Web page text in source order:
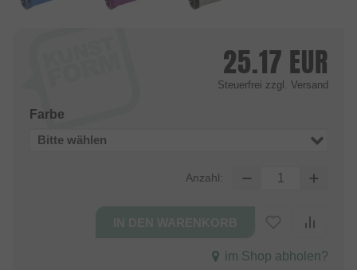
25.17 EUR
Steuerfrei zzgl. Versand
Farbe
Bitte wählen
Anzahl:
im Shop abholen?